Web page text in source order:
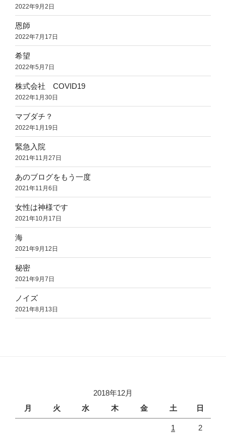
2022年9月2日
恩師
2022年7月17日
希望
2022年5月7日
株式会社 COVID19
2022年1月30日
マブダチ？
2022年1月19日
緊急入院
2021年11月27日
あのブログをもう一度
2021年11月6日
女性は神様です
2021年10月17日
海
2021年9月12日
秘密
2021年9月7日
ノイズ
2021年8月13日
2018年12月
月
火 水 木 金 土 日
1 2